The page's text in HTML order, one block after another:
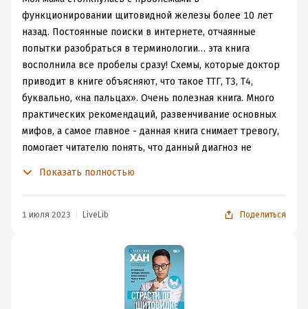
выдохнуть и продолжить жить обычной жизнью.
функционировании щитовидной железы более 10 лет
назад. Постоянные поиски в интернете, отчаянные
попытки разобраться в терминологии… эта книга
восполнила все пробелы сразу! Схемы, которые доктор
приводит в книге объясняют, что такое ТТГ, Т3, Т4,
буквально, «на пальцах». Очень полезная книга. Много
практических рекомендаций, развенчивание основных
мифов, а самое главное - данная книга снимает тревогу,
помогает читателю понять, что данный диагноз не
прочтению.
Показать полностью
1 июля 2023 LiveLib Поделиться